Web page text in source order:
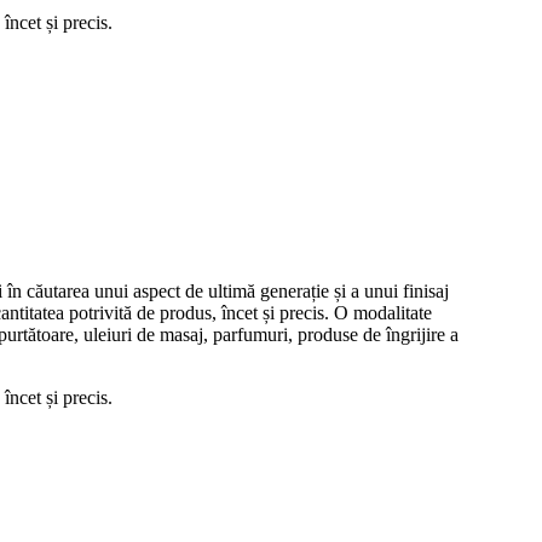
și precis.
căutarea unui aspect de ultimă generație și a unui finisaj
potrivită de produs, încet și precis. O modalitate
uleiuri de masaj, parfumuri, produse de îngrijire a
și precis.